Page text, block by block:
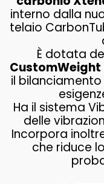
interno dalla
telaio
È dotata
CustomWeight
il
Ha il sistema
delle
Incorpora
che riduce